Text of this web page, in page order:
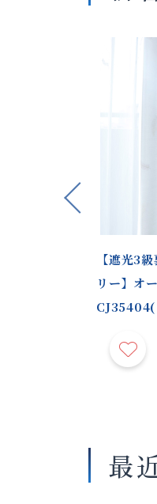
Previous
【遮光3
リー】オ
最